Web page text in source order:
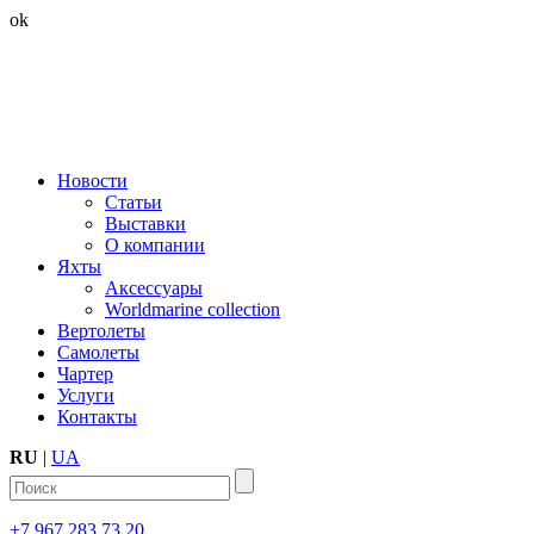
ok
Новости
Статьи
Выставки
О компании
Яхты
Аксессуары
Worldmarine collection
Вертолеты
Самолеты
Чартер
Услуги
Контакты
RU | UA
+7 967 283 73 20